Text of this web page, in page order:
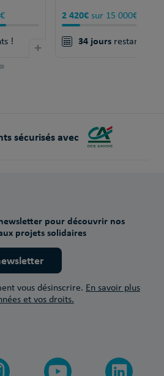
! +
2 420€ sur 15 000€
34 jours restants !
sécurisés avec
pour découvrir nos
projets solidaires
vous désinscrire. En savoir plus
et vos droits.